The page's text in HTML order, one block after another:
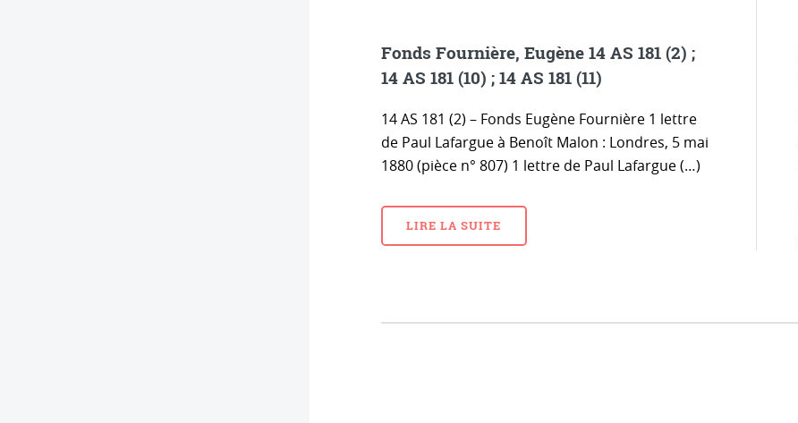
Fonds Fournière, Eugène 14 AS 181 (2) ;
14 AS 181 (10) ; 14 AS 181 (11)
14 AS 181 (2) – Fonds Eugène Fournière 1 lettre
de Paul Lafargue à Benoît Malon : Londres, 5 mai
1880 (pièce n° 807) 1 lettre de Paul Lafargue (…)
LIRE LA SUITE